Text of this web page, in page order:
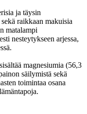
ja täysin
raikkaan makuisia
matalampi
nesteytykseen arjessa,
magnesiumia (56,3
säilymistä sekä
toimintaa osana